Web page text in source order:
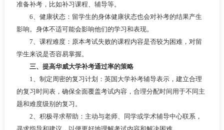
准备补考，比如补习课程、辅导等。
6、健康状态：留学生的身体健康状态也会对补考的结果产生
影响。身体不适可能会影响他们的学习和表现。
7、课程难度：原本考试失败的课程内容是否较为困难，对留
学生来说是否容易掌握。
三、提高华威大学补考通过率的策略
1、制定周密的复习计划：英国大学补考辅导表示，建立合理
的复习时间表，确保全面覆盖考试内容，合理分配时间用于不同主
题和难度级别的复习。
2、积极寻求帮助：主动与老师、同学或学术辅导中心联系，